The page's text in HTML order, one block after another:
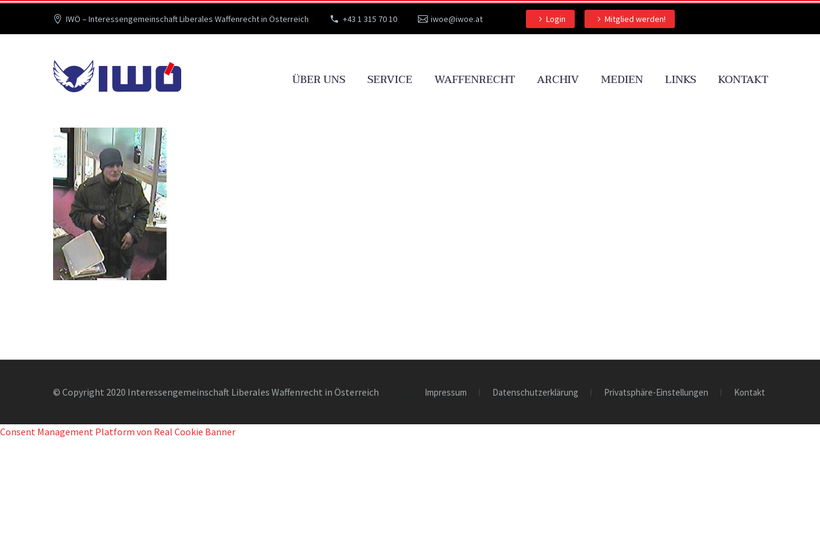
IWÖ – Interessengemeinschaft Liberales Waffenrecht in Österreich +43 1 315 70 10 iwoe@iwoe.at Login Mitglied werden!
ÜBER UNS SERVICE WAFFENRECHT ARCHIV MEDIEN LINKS KONTAKT
© Copyright 2020 Interessengemeinschaft Liberales Waffenrecht in Österreich Impressum Datenschutzerklärung Privatsphäre-Einstellungen Kontakt
Consent Management Platform von Real Cookie Banner